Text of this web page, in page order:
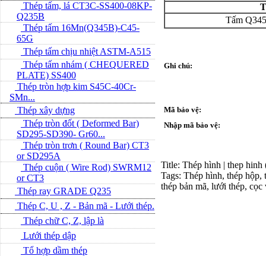
Thép tấm, lá CT3C-SS400-08KP-
Q235B
Thép tấm 16Mn(Q345B)-C45-
65G
Thép tấm chịu nhiệt ASTM-A515
Thép tấm nhám ( CHEQUERED
PLATE) SS400
Thép tròn hợp kim S45C-40Cr-
SMn...
Thép xây dựng
Thép tròn đốt ( Deformed Bar)
SD295-SD390- Gr60...
Thép tròn trơn ( Round Bar) CT3
or SD295A
Thép cuộn ( Wire Rod) SWRM12
or CT3
Thép ray GRADE Q235
Thép C, U , Z - Bản mã - L­ưới thép.
Thép chữ C, Z, lập là
Lưới thép dập
Tổ hợp dầm thép
Tấm
Ghi chú:
Mã bảo vệ:
Nhập mã bảo vệ:
Title: Thép hình | thep
Tags: Thép hình, thép hộp,
thép bản mã, lưới thép, cọc